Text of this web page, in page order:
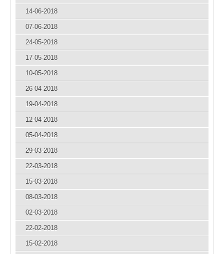
14-06-2018
07-06-2018
24-05-2018
17-05-2018
10-05-2018
26-04-2018
19-04-2018
12-04-2018
05-04-2018
29-03-2018
22-03-2018
15-03-2018
08-03-2018
02-03-2018
22-02-2018
15-02-2018